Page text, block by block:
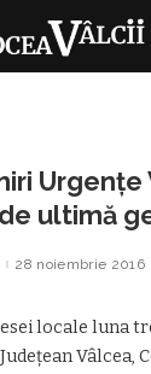
Urgenţe
ultimă
28 noiembrie 2016
locale luna
Vâlcea,